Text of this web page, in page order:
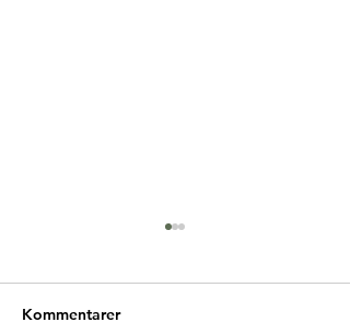
Kommentarer